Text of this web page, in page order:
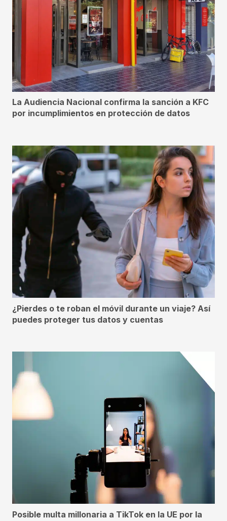
La Audiencia Nacional confirma la sanción a KFC
por incumplimientos en protección de datos
¿Pierdes o te roban el móvil durante un viaje? Así
puedes proteger tus datos y cuentas
Posible multa millonaria a TikTok en la UE por la